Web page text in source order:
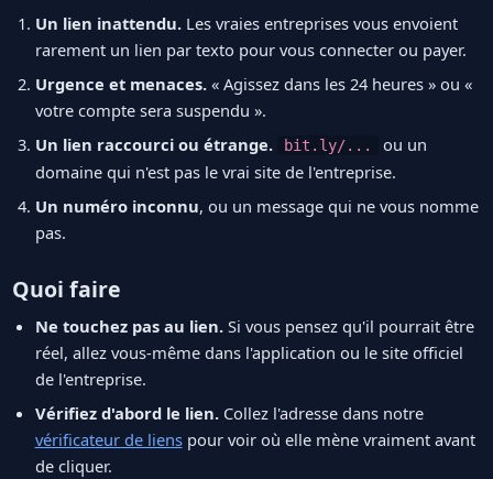
Un lien inattendu.Les vraies entreprises vous envoient
rarement un lien par texto pour vous connecter ou payer.
Urgence et menaces.« Agissez dans les 24 heures » ou «
votre compte sera suspendu ».
Un lien raccourci ou étrange.
bit.ly/...
ou un
domaine qui n'est pas le vrai site de l'entreprise.
Un numéro inconnu, ou un message qui ne vous nomme
pas.
Quoi faire
Ne touchez pas au lien.Si vous pensez qu'il pourrait être
réel, allez vous-même dans l'application ou le site officiel
de l'entreprise.
Vérifiez d'abord le lien.Collez l'adresse dans notre
vérificateur de lienspour voir où elle mène vraiment avant
de cliquer.